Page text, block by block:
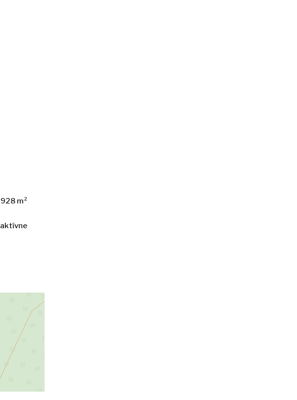
m²
aktívne